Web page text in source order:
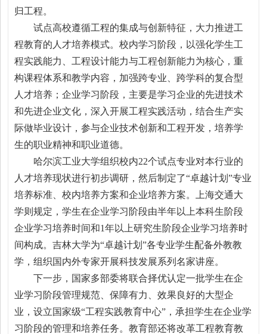
归工程。
试点高校遵循工程的集成与创新特征，大力推进工
程教育的人才培养模式。校内学习阶段，以强化学生工
程实践能力、工程设计能力与工程创新能力为核心，重
构课程体系和教学内容，加强跨专业、跨学科的复合型
人才培养；企业学习阶段，主要是学习企业的先进技术
和先进企业文化，深入开展工程实践活动，结合生产实
际做毕业设计，参与企业技术创新和工程开发，培养学
生的职业精神和职业道德。
哈尔滨工业大学组织校内22个试点专业对本行业的
人才培养现状进行初步调研，然后制定了“卓越计划”专业
培养标准、校内培养方案和企业培养方案。上海交通大
学则规定，学生在企业学习阶段由半年以上本科生阶段
企业学习培养时间和1年以上研究生阶段企业学习培养时
间构成。吉林大学为“卓越计划”各专业学生配备外教教
学，组织国内外专家开展科技发展系列名家讲座。
下一步，国家多部委将联合择优认定一批学生在企
业学习阶段管理规范、保障有力、效果良好的大型企
业，设立国家级“工程实践教育中心”，承担学生在企业学
习阶段的管理和培养任务。教育部还将改革工程教育教